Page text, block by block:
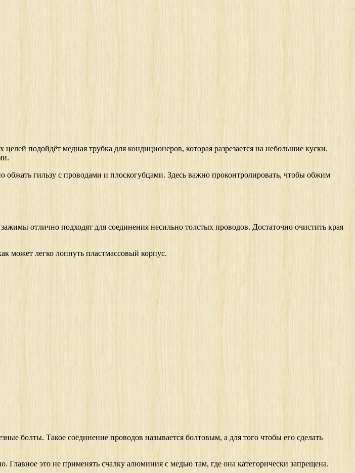
подойдёт медная трубка для кондиционеров, которая разрезается на небольшие куски.
обжать гильзу с проводами и плоскогубцами. Здесь важно проконтролировать, чтобы обжим
отлично подходят для соединения несильно толстых проводов. Достаточно очистить края
может легко лопнуть пластмассовый корпус.
болты. Такое соединение проводов называется болтовым, а для того чтобы его сделать
Главное это не применять счалку алюминия с медью там, где она категорически запрещена.